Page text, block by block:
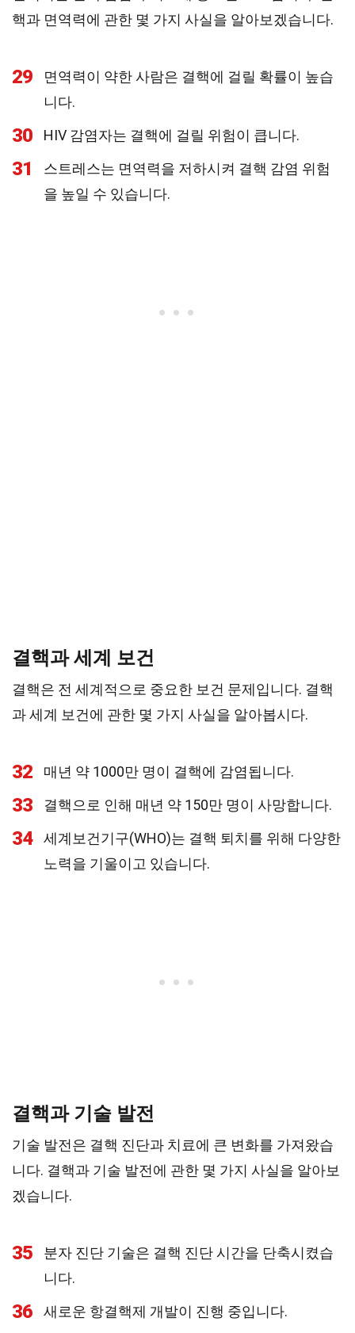
핵과 면역력에 관한 몇 가지 사실을 알아보겠습니다.
29
면역력이 약한 사람은 결핵에 걸릴 확률이 높습
니다.
30 HIV 감염자는 결핵에 걸릴 위험이 큽니다.
31
스트레스는 면역력을 저하시켜 결핵 감염 위험
을 높일 수 있습니다.
결핵과 세계 보건
결핵은 전 세계적으로 중요한 보건 문제입니다. 결핵
과 세계 보건에 관한 몇 가지 사실을 알아봅시다.
32 매년 약 1000만 명이 결핵에 감염됩니다.
33 결핵으로 인해 매년 약 150만 명이 사망합니다.
34
세계보건기구(WHO)는 결핵 퇴치를 위해 다양한
노력을 기울이고 있습니다.
결핵과 기술 발전
기술 발전은 결핵 진단과 치료에 큰 변화를 가져왔습
니다. 결핵과 기술 발전에 관한 몇 가지 사실을 알아보
겠습니다.
35
분자 진단 기술은 결핵 진단 시간을 단축시켰습
니다.
36 새로운 항결핵제 개발이 진행 중입니다.